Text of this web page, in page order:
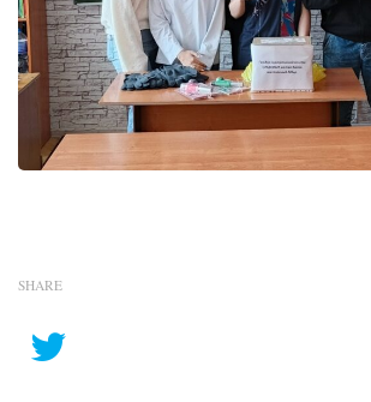
SHARE